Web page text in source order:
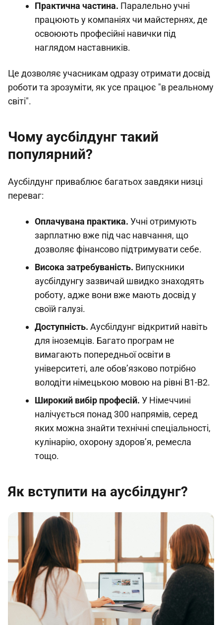
Практична частина. Паралельно учні
працюють у компаніях чи майстернях, де
освоюють професійні навички під
наглядом наставників.
Це дозволяє учасникам одразу отримати досвід
роботи та зрозуміти, як усе працює "в реальному
світі".
Чому аусбілдунг такий
популярний?
Аусбілдунг приваблює багатьох завдяки низці
переваг:
Оплачувана практика. Учні отримують
зарплатню вже під час навчання, що
дозволяє фінансово підтримувати себе.
Висока затребуваність. Випускники
аусбілдунгу зазвичай швидко знаходять
роботу, адже вони вже мають досвід у
своїй галузі.
Доступність. Аусбілдунг відкритий навіть
для іноземців. Багато програм не
вимагають попередньої освіти в
університеті, але обов’язково потрібно
володіти німецькою мовою на рівні B1-B2.
Широкий вибір професій. У Німеччині
налічується понад 300 напрямів, серед
яких можна знайти технічні спеціальності,
кулінарію, охорону здоров’я, ремесла
тощо.
Як вступити на аусбілдунг?